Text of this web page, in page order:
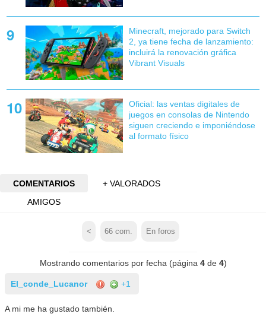
Minecraft, mejorado para Switch
2, ya tiene fecha de lanzamiento:
incluirá la renovación gráfica
Vibrant Visuals
Oficial: las ventas digitales de
juegos en consolas de Nintendo
siguen creciendo e imponiéndose
al formato físico
COMENTARIOS
+ VALORADOS
AMIGOS
< 66 com. En foros
Mostrando comentarios por fecha (página 4de 4)
El_conde_Lucanor +1
A mi me ha gustado también.